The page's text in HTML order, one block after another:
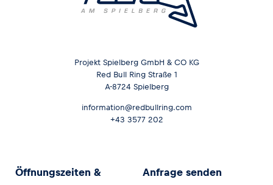
Projekt Spielberg GmbH & CO KG
Red Bull Ring Straße 1
A-8724 Spielberg
information@redbullring.com
+43 3577 202
Öffnungszeiten &
Anfrage senden